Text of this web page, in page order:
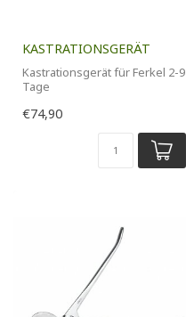
KASTRATIONSGERÄT
Kastrationsgerät für Ferkel 2-9
Tage
€74,90